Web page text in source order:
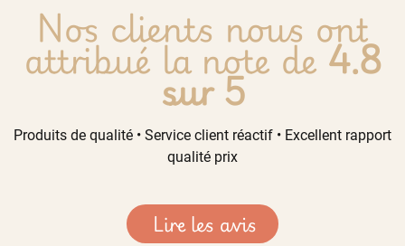
Nos clients nous ont
attribué la note de4.8
sur 5
Produits de qualité • Service client réactif • Excellent rapport
qualité prix
Lire les avis